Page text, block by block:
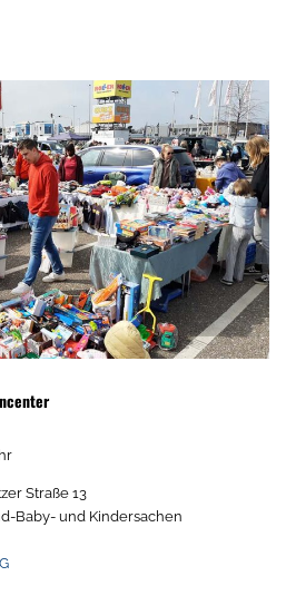
Straße 13
Baby- und Kindersachen